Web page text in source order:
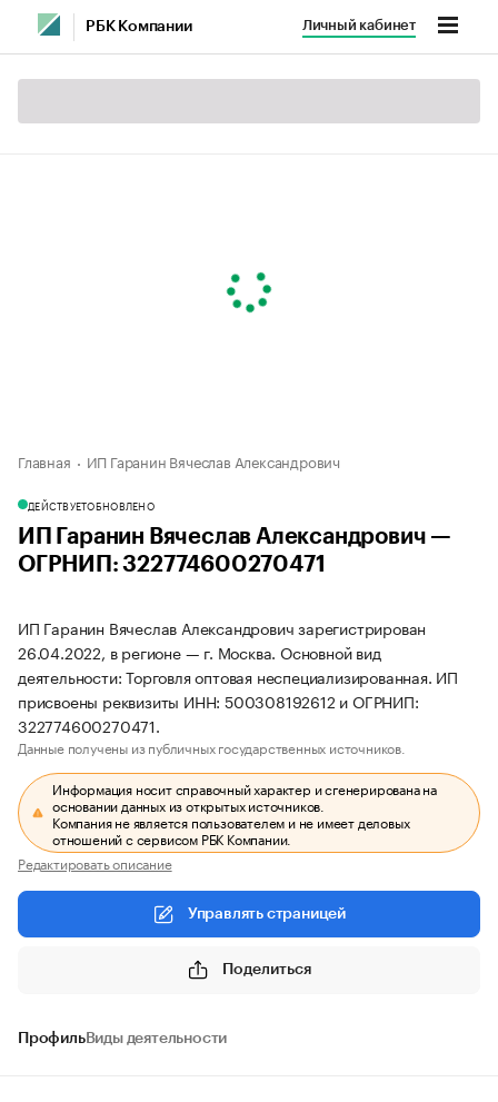
РБК Компании Личный кабинет
Главная ИП Гаранин Вячеслав Александрович
ДЕЙСТВУЕТОБНОВЛЕНО
ИП Гаранин Вячеслав Александрович —
ОГРНИП: 322774600270471
ИП Гаранин Вячеслав Александрович зарегистрирован
26.04.2022, в регионе — г. Москва. Основной вид
деятельности: Торговля оптовая неспециализированная. ИП
присвоены реквизиты ИНН: 500308192612 и ОГРНИП:
322774600270471.
Данные получены из публичных государственных источников.
Информация носит справочный характер и сгенерирована на
основании данных из открытых источников.
Компания не является пользователем и не имеет деловых
отношений с сервисом РБК Компании.
Редактировать описание
Управлять страницей
Поделиться
ПрофильВиды деятельности